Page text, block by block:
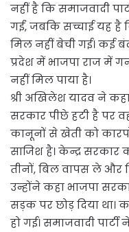
नहीं है कि समाजवादी
गईं, जबकि सच्चाई यह है
मिल नहीं बेची गई। कई
प्रदेश में भाजपा राज में
नहीं मिल पाया है।
श्री अखिलेश यादव ने
सरकार पीछे हटी है पर
कानूनों से खेती को
साजिश है। केन्द्र सरकार
तीनों, बिल वापस ले और
उन्होंने कहा भाजपा
सड़क पर छोड़ दिया
हो गई। समाजवादी